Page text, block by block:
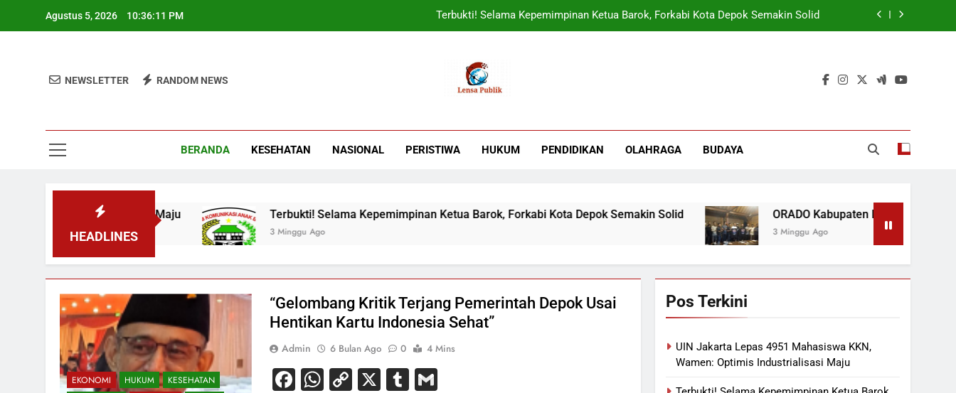
Agustus 5, 2026 10:36:12 PM ORADO Kabupaten Bogor Dibentuk Tangkal Stigma “Judol Tertinggi”
UIN Jakarta Lepas 4951 Mahasiswa KKN, Wamen: Optimis Industrialisasi Maju
NEWSLETTER RANDOM NEWS
BERANDA KESEHATAN NASIONAL PERISTIWA HUKUM PENDIDIKAN OLAHRAGA BUDAYA
HEADLINES
Maju Terbukti! Selama Kepemimpinan Ketua Barok, Forkabi Kota Depok Semakin Solid
3 Minggu Ago
ORADO Kabupaten Bogor Dibentuk Tangkal Stigma
3 Minggu Ago
EKONOMI HUKUM
KESEHATAN
“Gelombang Kritik Terjang Pemerintah Depok Usai
Hentikan Kartu Indonesia Sehat”
Admin 6 Bulan Ago 0 4 Mins
Facebook
WhatsApp
Copy
X Tumblr
Pos Terkini
UIN Jakarta Lepas 4951 Mahasiswa KKN,
Wamen: Optimis Industrialisasi Maju